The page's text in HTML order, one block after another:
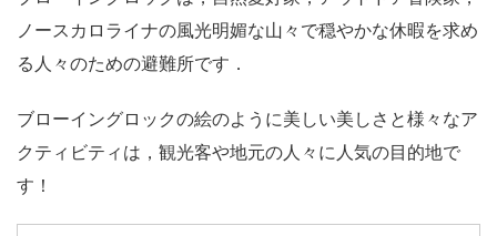
ノースカロライナの風光明媚な山々で穏やかな休暇を求め
る人々のための避難所です．
ブローイングロックの絵のように美しい美しさと様々なア
クティビティは，観光客や地元の人々に人気の目的地で
す！